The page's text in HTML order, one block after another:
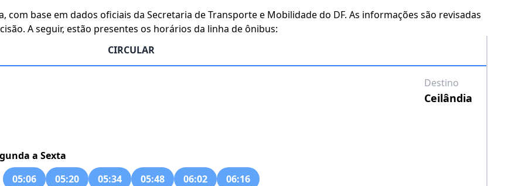
base em dados oficiais da Secretaria de Transporte e Mobilidade do DF. As informações são revisadas
A seguir, estão presentes os horários da linha de ônibus:
CIRCULAR
Destino
Ceilândia
a Sexta
05:06
05:20 05:34 05:48 06:02
06:16